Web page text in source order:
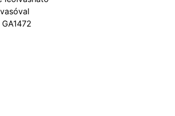
GA1472